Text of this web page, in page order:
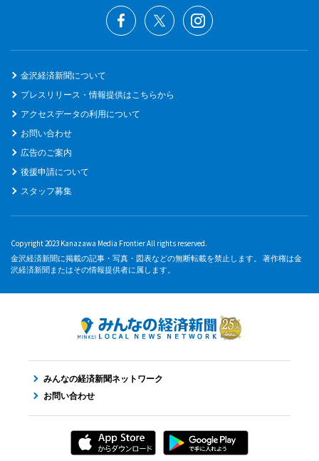
金沢経済新聞について
プレスリリース・情報提供はこちらから
アクセスデータの利用について
お問い合わせ
広告のご案内
後援申請について
スタッフ募集
Copyright 2023 Kanazawa Media Frontier All rights reserved.
金沢経済新聞に掲載の記事・写真・図表などの無断転載を禁止します。 著作権は金
沢経済新聞またはその情報提供者に属します。
みんなの経済新聞ネットワーク
お問い合わせ